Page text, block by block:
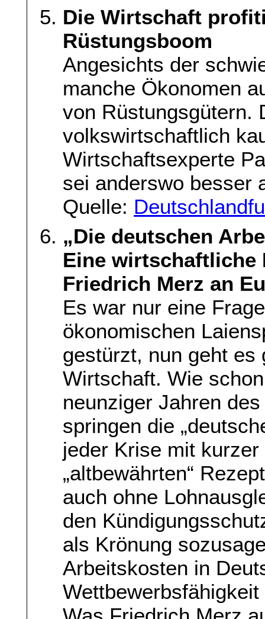
Die Wirtschaft
Rüstungsboom
Angesichts der
manche Ökonomen
von Rüstungsgütern.
volkswirtschaftlich
Wirtschaftsexperte
sei anderswo besser
Quelle:
„Die deutschen
Eine wirtschaftliche
Friedrich Merz an
Es war nur eine
ökonomischen
gestürzt, nun geht es
Wirtschaft. Wie
neunziger Jahren
springen die
jeder Krise mit
„altbewährten“
auch ohne
den
als Krönung
Arbeitskosten in